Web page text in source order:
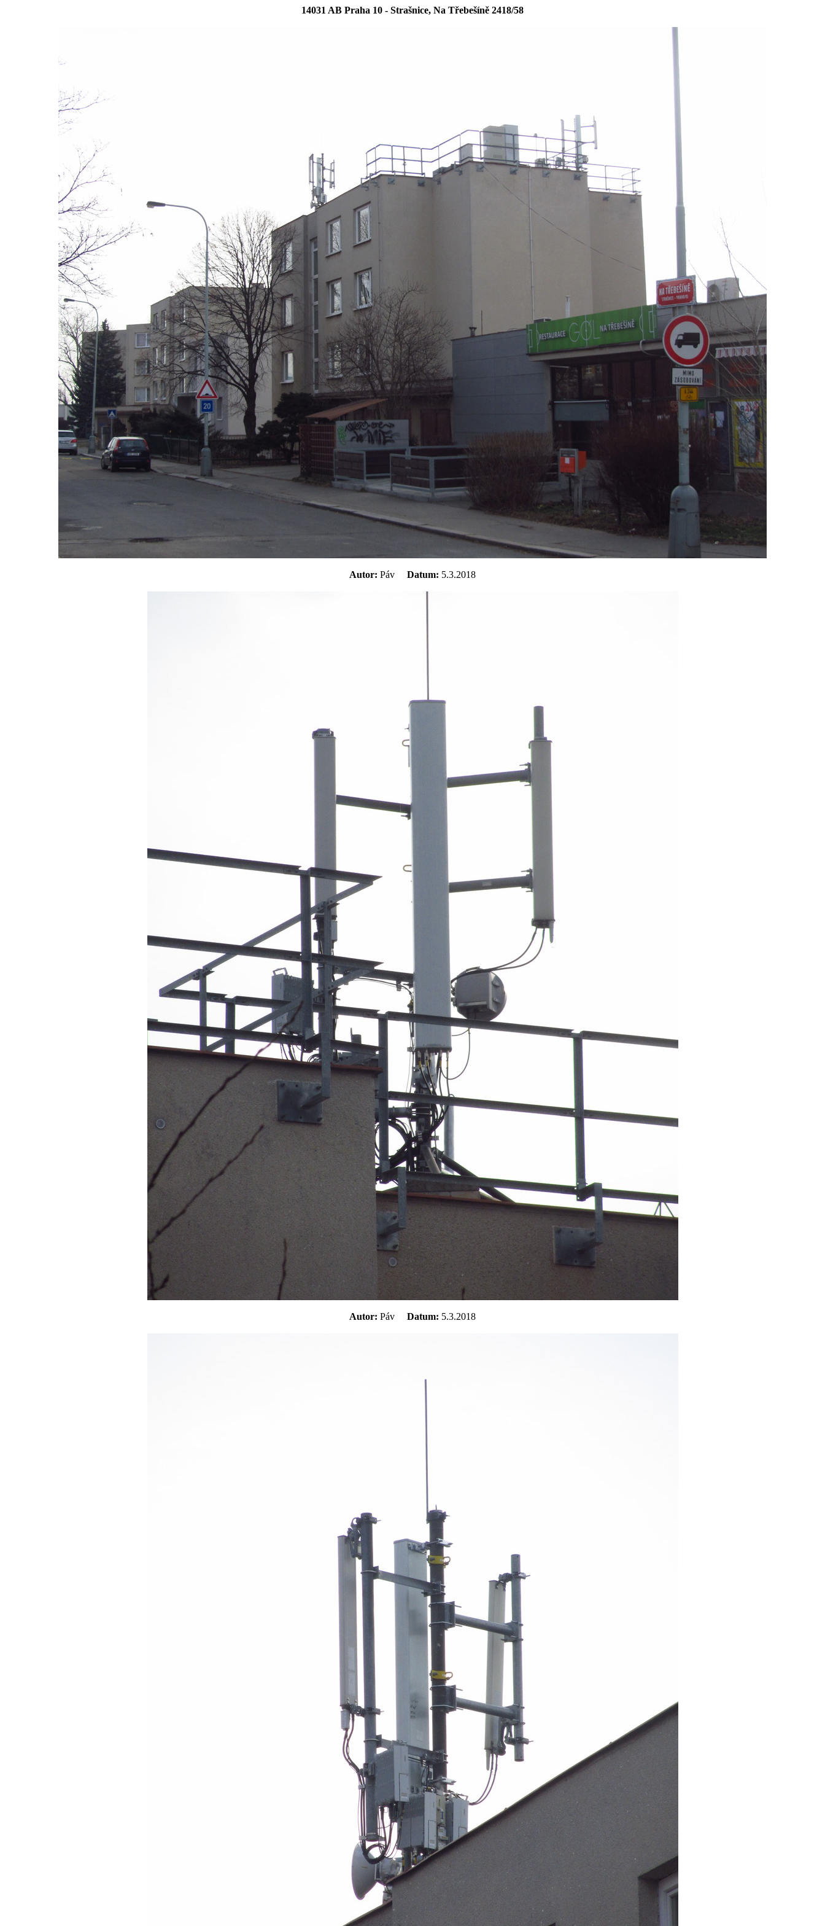
14031 AB Praha 10 - Strašnice, Na Třebešíně 2418/58
Autor: Páv Datum: 5.3.2018
Autor: Páv Datum: 5.3.2018